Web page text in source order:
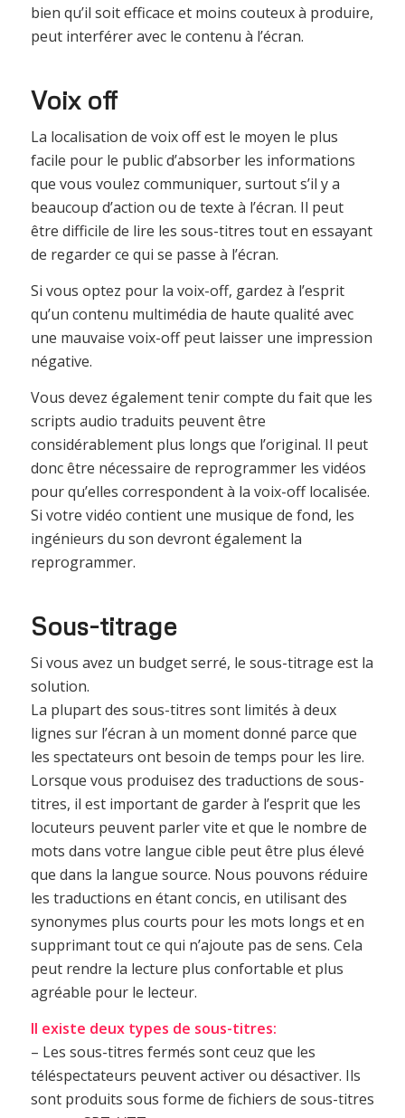
bien qu’il soit efficace et moins couteux à produire,
peut interférer avec le contenu à l’écran.
Voix off
La localisation de voix off est le moyen le plus
facile pour le public d’absorber les informations
que vous voulez communiquer, surtout s’il y a
beaucoup d’action ou de texte à l’écran. Il peut
être difficile de lire les sous-titres tout en essayant
de regarder ce qui se passe à l’écran.
Si vous optez pour la voix-off, gardez à l’esprit
qu’un contenu multimédia de haute qualité avec
une mauvaise voix-off peut laisser une impression
négative.
Vous devez également tenir compte du fait que les
scripts audio traduits peuvent être
considérablement plus longs que l’original. Il peut
donc être nécessaire de reprogrammer les vidéos
pour qu’elles correspondent à la voix-off localisée.
Si votre vidéo contient une musique de fond, les
ingénieurs du son devront également la
reprogrammer.
Sous-titrage
Si vous avez un budget serré, le sous-titrage est la
solution.
La plupart des sous-titres sont limités à deux
lignes sur l’écran à un moment donné parce que
les spectateurs ont besoin de temps pour les lire.
Lorsque vous produisez des traductions de sous-
titres, il est important de garder à l’esprit que les
locuteurs peuvent parler vite et que le nombre de
mots dans votre langue cible peut être plus élevé
que dans la langue source. Nous pouvons réduire
les traductions en étant concis, en utilisant des
synonymes plus courts pour les mots longs et en
supprimant tout ce qui n’ajoute pas de sens. Cela
peut rendre la lecture plus confortable et plus
agréable pour le lecteur.
Il existe deux types de sous-titres:
– Les sous-titres fermés sont ceuz que les
téléspectateurs peuvent activer ou désactiver. Ils
sont produits sous forme de fichiers de sous-titres